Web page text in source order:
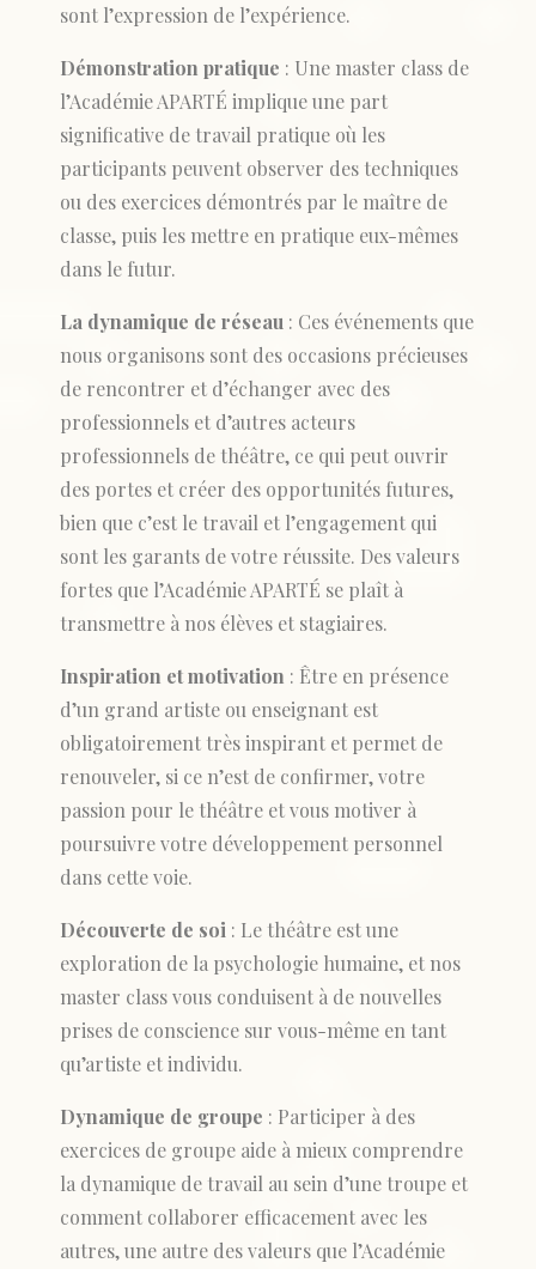
sont l’expression de l’expérience.
Démonstration pratique : Une master class de
l’Académie APARTÉ implique une part
significative de travail pratique où les
participants peuvent observer des techniques
ou des exercices démontrés par le maître de
classe, puis les mettre en pratique eux-mêmes
dans le futur.
La dynamique de réseau : Ces événements que
nous organisons sont des occasions précieuses
de rencontrer et d’échanger avec des
professionnels et d’autres acteurs
professionnels de théâtre, ce qui peut ouvrir
des portes et créer des opportunités futures,
bien que c’est le travail et l’engagement qui
sont les garants de votre réussite. Des valeurs
fortes que l’Académie APARTÉ se plaît à
transmettre à nos élèves et stagiaires.
Inspiration et motivation : Être en présence
d’un grand artiste ou enseignant est
obligatoirement très inspirant et permet de
renouveler, si ce n’est de confirmer, votre
passion pour le théâtre et vous motiver à
poursuivre votre développement personnel
dans cette voie.
Découverte de soi : Le théâtre est une
exploration de la psychologie humaine, et nos
master class vous conduisent à de nouvelles
prises de conscience sur vous-même en tant
qu’artiste et individu.
Dynamique de groupe : Participer à des
exercices de groupe aide à mieux comprendre
la dynamique de travail au sein d’une troupe et
comment collaborer efficacement avec les
autres, une autre des valeurs que l’Académie